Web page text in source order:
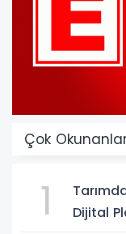
Çok
1
Dijital